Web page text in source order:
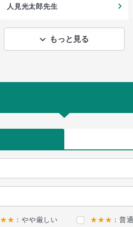
人見光太郎先生
もっと見る
★★ ：やや厳しい ★★★ ：普通